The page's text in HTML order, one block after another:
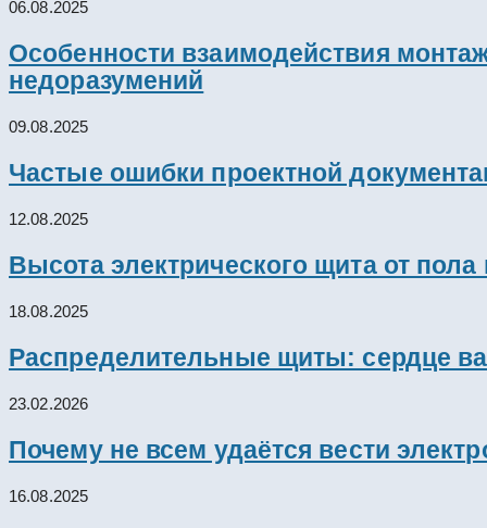
06.08.2025
Особенности взаимодействия
недоразумений
09.08.2025
Частые ошибки проектной
12.08.2025
Высота электрического щита от
18.08.2025
Распределительные щиты: сердце
23.02.2026
Почему не всем удаётся вести
16.08.2025